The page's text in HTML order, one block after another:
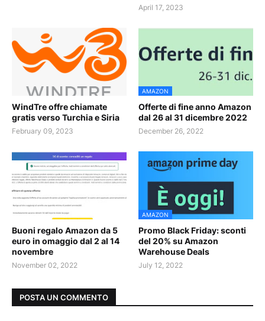
April 17, 2023
WindTre offre chiamate
gratis verso Turchia e Siria
February 09, 2023
AMAZON
Offerte di fine anno Amazon
dal 26 al 31 dicembre 2022
December 26, 2022
Buoni regalo Amazon da 5
euro in omaggio dal 2 al 14
novembre
November 02, 2022
AMAZON
Promo Black Friday: sconti
del 20% su Amazon
Warehouse Deals
July 12, 2022
POSTA UN COMMENTO